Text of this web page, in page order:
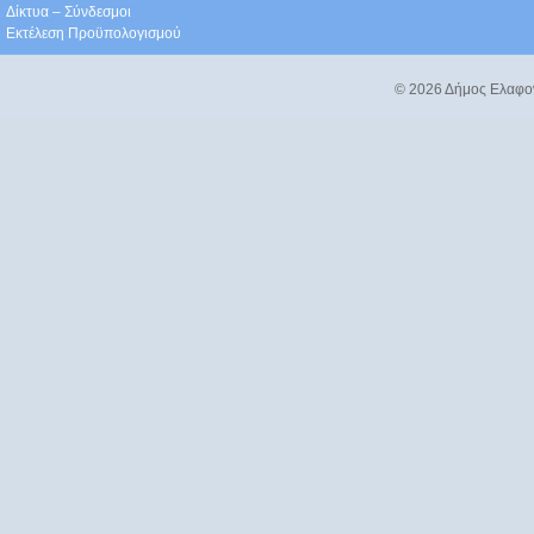
Δίκτυα – Σύνδεσμοι
Εκτέλεση Προϋπολογισμού
© 2026 Δήμος